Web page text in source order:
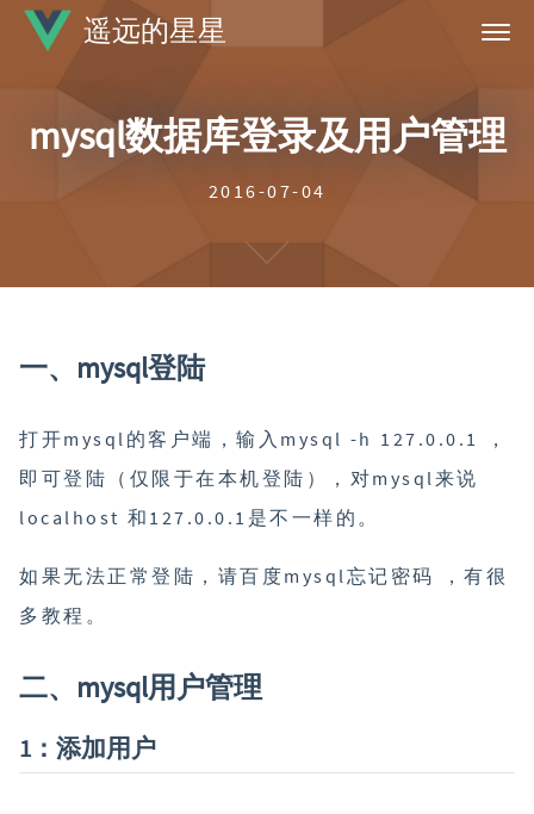
遥远的星星
标签
归档
mysql数据库登录及用户管理
2016-07-04
一、mysql登陆
打开mysql的客户端，输入mysql -h 127.0.0.1 ，
即可登陆（仅限于在本机登陆），对mysql来说
localhost 和127.0.0.1是不一样的。
如果无法正常登陆，请百度mysql忘记密码 ，有很
多教程。
二、mysql用户管理
1：添加用户